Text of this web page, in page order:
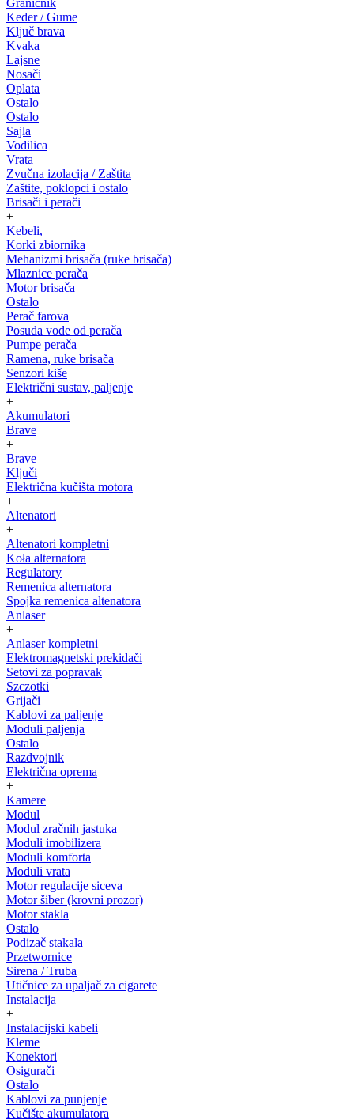
Graničnik
Keder / Gume
Ključ brava
Kvaka
Lajsne
Nosači
Oplata
Ostalo
Ostalo
Sajla
Vodilica
Vrata
Zvučna izolacija / Zaštita
Zaštite, poklopci i ostalo
Brisači i perači
+
Kebeli,
Korki zbiornika
Mehanizmi brisača (ruke brisača)
Mlaznice perača
Motor brisača
Ostalo
Perač farova
Posuda vode od perača
Pumpe perača
Ramena, ruke brisača
Senzori kiše
Električni sustav, paljenje
+
Akumulatori
Brave
+
Brave
Ključi
Električna kučišta motora
+
Altenatori
+
Altenatori kompletni
Koła alternatora
Regulatory
Remenica alternatora
Spojka remenica altenatora
Anlaser
+
Anlaser kompletni
Elektromagnetski prekidači
Setovi za popravak
Szczotki
Grijači
Kablovi za paljenje
Moduli paljenja
Ostalo
Razdvojnik
Električna oprema
+
Kamere
Modul
Modul zračnih jastuka
Moduli imobilizera
Moduli komforta
Moduli vrata
Motor regulacije siceva
Motor šiber (krovni prozor)
Motor stakla
Ostalo
Podizač stakala
Przetwornice
Sirena / Truba
Utičnice za upaljač za cigarete
Instalacija
+
Instalacijski kabeli
Kleme
Konektori
Osigurači
Ostalo
Kablovi za punjenje
Kučište akumulatora